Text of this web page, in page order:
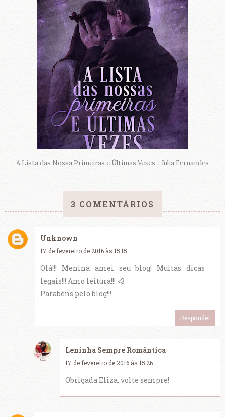
A Lista das Nossa Primeiras e Últimas Vezes - Julia Fernandes
3 COMENTÁRIOS
Unknown
17 de fevereiro de 2016 às 15:15
Olá!!! Menina amei seu blog! Muitas dicas
legais!!! Amo leitura!!! <3
Parabéns pelo blog!!!
Responder
Leninha Sempre Romântica
17 de fevereiro de 2016 às 15:26
Obrigada Eliza, volte sempre!